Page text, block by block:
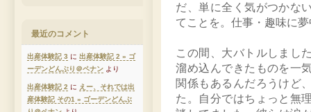
だ、単に全く気がつかな
てことを。仕事・趣味に
この間、大バトルしまし
溜め込んできたものを一
関係もあるんだろうけど
た。自分ではちょっと無
最近のコメント
出産体験記 3 に 出産体験記 2 » ゴ
ーデンどんぶり＠ペナン より
出産体験記 2 に えー、それでは出
産体験記 その1 » ゴーデンどんぶ